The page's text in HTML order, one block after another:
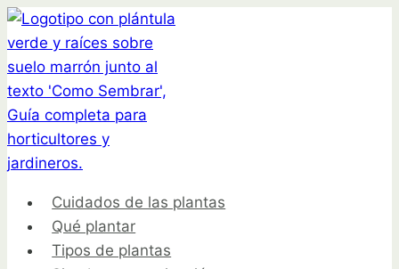
Saltar
al
contenido
Cuidados de las plantas
Qué plantar
Tipos de plantas